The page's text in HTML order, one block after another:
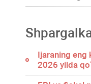
Ijaraning eng
2026 yilda